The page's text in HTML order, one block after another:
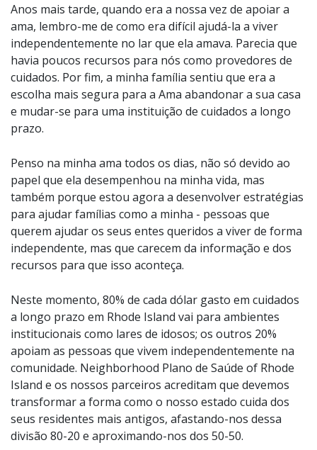
Anos mais tarde, quando era a nossa vez de apoiar a
ama, lembro-me de como era difícil ajudá-la a viver
independentemente no lar que ela amava. Parecia que
havia poucos recursos para nós como provedores de
cuidados. Por fim, a minha família sentiu que era a
escolha mais segura para a Ama abandonar a sua casa
e mudar-se para uma instituição de cuidados a longo
prazo.
Penso na minha ama todos os dias, não só devido ao
papel que ela desempenhou na minha vida, mas
também porque estou agora a desenvolver estratégias
para ajudar famílias como a minha - pessoas que
querem ajudar os seus entes queridos a viver de forma
independente, mas que carecem da informação e dos
recursos para que isso aconteça.
Neste momento, 80% de cada dólar gasto em cuidados
a longo prazo em Rhode Island vai para ambientes
institucionais como lares de idosos; os outros 20%
apoiam as pessoas que vivem independentemente na
comunidade. Neighborhood Plano de Saúde of Rhode
Island e os nossos parceiros acreditam que devemos
transformar a forma como o nosso estado cuida dos
seus residentes mais antigos, afastando-nos dessa
divisão 80-20 e aproximando-nos dos 50-50.